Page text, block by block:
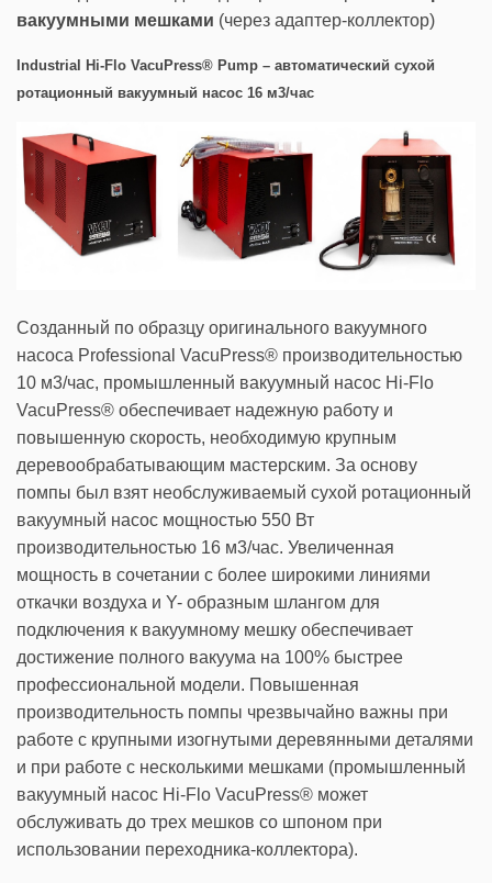
вакуумными мешками (через адаптер-коллектор)
Industrial Hi-Flo VacuPress® Pump – автоматический сухой
ротационный вакуумный насос 16 м3/час
Созданный по образцу оригинального вакуумного
насоса Professional VacuPress® производительностью
10 м3/час, промышленный вакуумный насос Hi-Flo
VacuPress® обеспечивает надежную работу и
повышенную скорость, необходимую крупным
деревообрабатывающим мастерским. За основу
помпы был взят необслуживаемый сухой ротационный
вакуумный насос мощностью 550 Вт
производительностью 16 м3/час. Увеличенная
мощность в сочетании с более широкими линиями
откачки воздуха и Y- образным шлангом для
подключения к вакуумному мешку обеспечивает
достижение полного вакуума на 100% быстрее
профессиональной модели. Повышенная
производительность помпы чрезвычайно важны при
работе с крупными изогнутыми деревянными деталями
и при работе с несколькими мешками (промышленный
вакуумный насос Hi-Flo VacuPress® может
обслуживать до трех мешков со шпоном при
использовании переходника-коллектора).